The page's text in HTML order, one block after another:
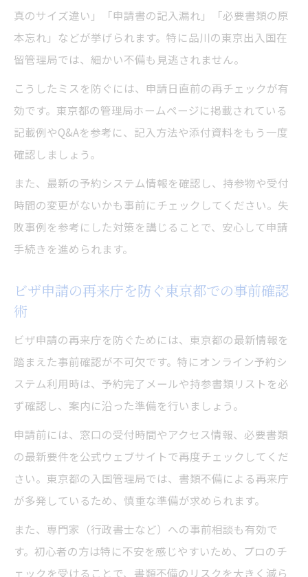
真のサイズ違い」「申請書の記入漏れ」「必要書類の原
本忘れ」などが挙げられます。特に品川の東京出入国在
留管理局では、細かい不備も見逃されません。
こうしたミスを防ぐには、申請日直前の再チェックが有
効です。東京都の管理局ホームページに掲載されている
記載例やQ&Aを参考に、記入方法や添付資料をもう一度
確認しましょう。
また、最新の予約システム情報を確認し、持参物や受付
時間の変更がないかも事前にチェックしてください。失
敗事例を参考にした対策を講じることで、安心して申請
手続きを進められます。
ビザ申請の再来庁を防ぐ東京都での事前確認
術
ビザ申請の再来庁を防ぐためには、東京都の最新情報を
踏まえた事前確認が不可欠です。特にオンライン予約シ
ステム利用時は、予約完了メールや持参書類リストを必
ず確認し、案内に沿った準備を行いましょう。
申請前には、窓口の受付時間やアクセス情報、必要書類
の最新要件を公式ウェブサイトで再度チェックしてくだ
さい。東京都の入国管理局では、書類不備による再来庁
が多発しているため、慎重な準備が求められます。
また、専門家（行政書士など）への事前相談も有効で
す。初心者の方は特に不安を感じやすいため、プロのチ
ェックを受けることで、書類不備のリスクを大きく減ら